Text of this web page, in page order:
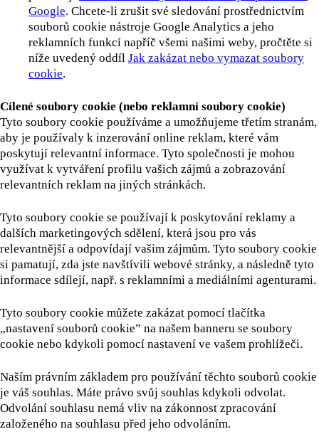
Google. Chcete-li zrušit své sledování prostřednictvím
souborů cookie nástroje Google Analytics a jeho
reklamních funkcí napříč všemi našimi weby, pročtěte si
níže uvedený oddíl Jak zakázat nebo vymazat soubory
cookie.
Cílené soubory cookie (nebo reklamní soubory cookie)
Tyto soubory cookie používáme a umožňujeme třetím stranám,
aby je používaly k inzerování online reklam, které vám
poskytují relevantní informace. Tyto společnosti je mohou
využívat k vytváření profilu vašich zájmů a zobrazování
relevantních reklam na jiných stránkách.
Tyto soubory cookie se používají k poskytování reklamy a
dalších marketingových sdělení, která jsou pro vás
relevantnější a odpovídají vašim zájmům. Tyto soubory cookie
si pamatují, zda jste navštívili webové stránky, a následně tyto
informace sdílejí, např. s reklamními a mediálními agenturami.
Tyto soubory cookie můžete zakázat pomocí tlačítka
„nastavení souborů cookie” na našem banneru se soubory
cookie nebo kdykoli pomocí nastavení ve vašem prohlížeči.
Naším právním základem pro používání těchto souborů cookie
je váš souhlas. Máte právo svůj souhlas kdykoli odvolat.
Odvolání souhlasu nemá vliv na zákonnost zpracování
založeného na souhlasu před jeho odvoláním.